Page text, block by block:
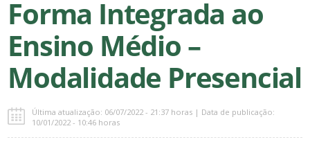
Forma Integrada ao
Ensino Médio –
Modalidade Presencial
Última atualização: 06/07/2022 - 21:37 horas | Data de publicação:
10/01/2022 - 10:46 horas